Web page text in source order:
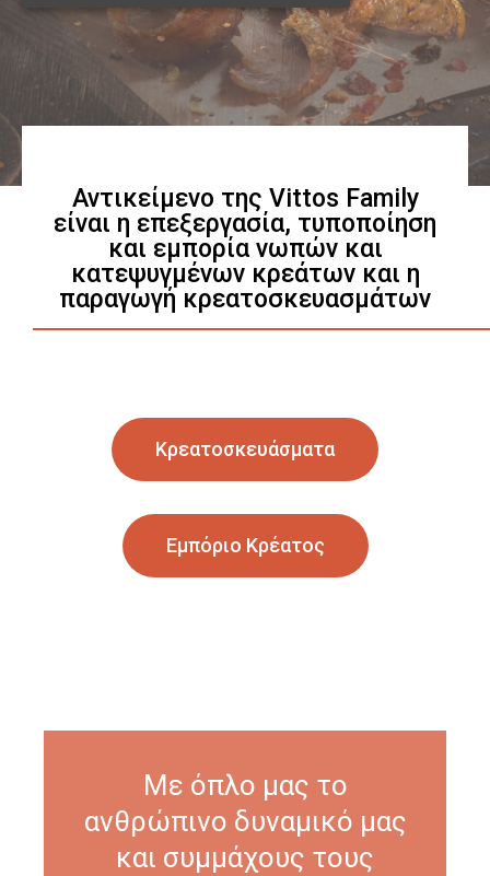
Γνωρίστε μας
Αντικείμενο της Vittos Family
είναι η επεξεργασία, τυποποίηση
και εμπορία νωπών και
κατεψυγμένων κρεάτων και η
παραγωγή κρεατοσκευασμάτων
Κρεατοσκευάσματα
Εμπόριο Κρέατος
Με όπλο μας το
ανθρώπινο δυναμικό μας
και συμμάχους τους